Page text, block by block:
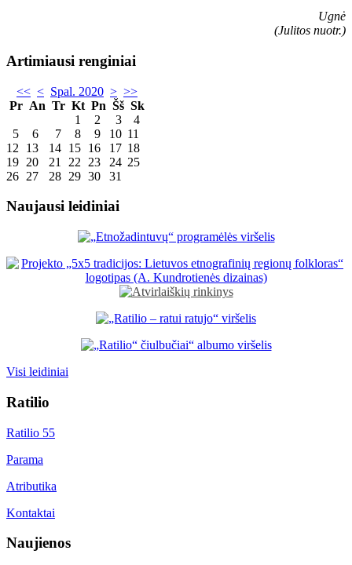
Ugnė
(Julitos nuotr.)
Artimiausi renginiai
<< < Spal. 2020 > >>
Pr An Tr Kt Pn Šš Sk
1
2 3
4
5
6 7 8 9 10 11
12
13 14 15 16 17 18
19 20 21 22 23 24 25
26 27 28 29 30 31
Naujausi leidiniai
Visi leidiniai
Ratilio
Ratilio 55
Parama
Atributika
Kontaktai
Naujienos